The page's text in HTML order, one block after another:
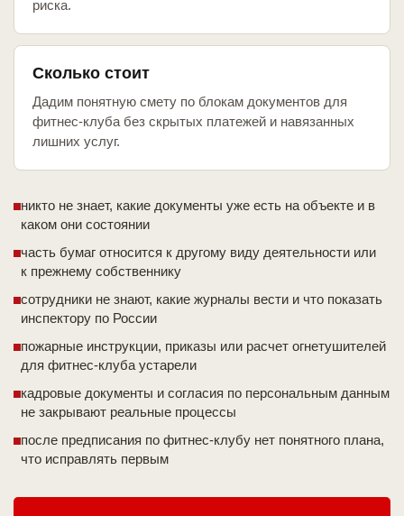
риска.
Сколько стоит
Дадим понятную смету по блокам документов для
фитнес-клуба без скрытых платежей и навязанных
лишних услуг.
никто не знает, какие документы уже есть на объекте и в
каком они состоянии
часть бумаг относится к другому виду деятельности или
к прежнему собственнику
сотрудники не знают, какие журналы вести и что показать
инспектору по России
пожарные инструкции, приказы или расчет огнетушителей
для фитнес-клуба устарели
кадровые документы и согласия по персональным данным
не закрывают реальные процессы
после предписания по фитнес-клубу нет понятного плана,
что исправлять первым